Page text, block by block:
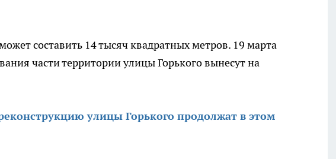
составить 14 тысяч квадратных метров. 19 марта
части территории улицы Горького вынесут на
улицы Горького продолжат в этом